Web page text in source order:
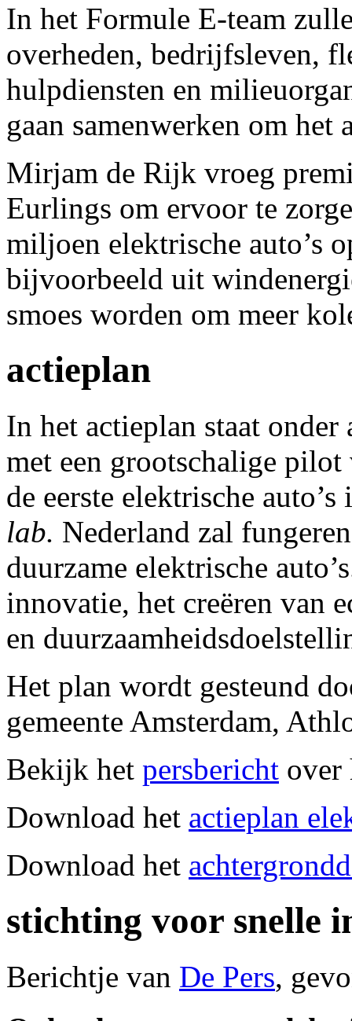
In het Formule E-team
overheden, bedrijfsleven,
hulpdiensten en
gaan samenwerken om het
Mirjam de Rijk vroeg
Eurlings om ervoor te
miljoen elektrische auto’s
bijvoorbeeld uit
smoes worden om meer
actieplan
In het actieplan staat
met een grootschalige
de eerste elektrische
lab. Nederland zal
duurzame elektrische
innovatie, het creëren van
en
Het plan wordt gesteund
gemeente Amsterdam,
Bekijk het persbericht over
Download het actieplan
Download het
stichting voor snelle
Berichtje van De Pers,